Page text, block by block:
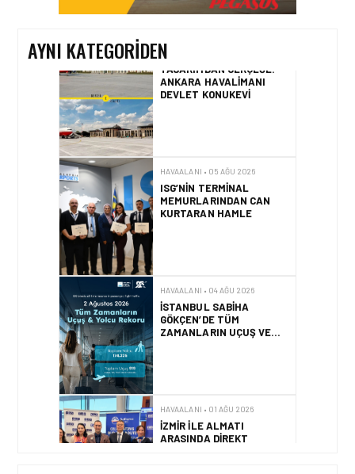
AYNI KATEGORIDEN
HAVAALANI • 05 AĞU 2026
ISG’NIN TERMINAL
MEMURLARINDAN CAN
HAVAALANI • 04 AĞU 2026
İSTANBUL SABIHA
GÖKÇEN’DE TÜM
HAVAALANI • 01 AĞU 2026
İZMIR ILE ALMATI
ARASINDA DIREKT
HAVAALANI • 31 TEM 2026
DALAMAN